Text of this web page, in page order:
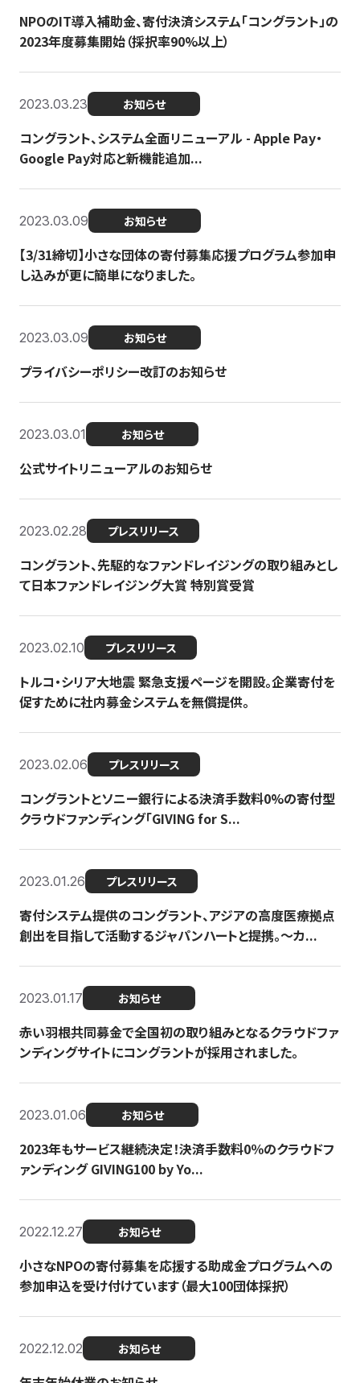
NPOのIT導入補助金、寄付決済システム「コングラント」の
2023年度募集開始（採択率90%以上）
2023.03.23 お知らせ
コングラント、システム全面リニューアル - Apple Pay・
Google Pay対応と新機能追加...
2023.03.09 お知らせ
【3/31締切】小さな団体の寄付募集応援プログラム参加申
し込みが更に簡単になりました。
2023.03.09 お知らせ
プライバシーポリシー改訂のお知らせ
2023.03.01 お知らせ
公式サイトリニューアルのお知らせ
2023.02.28 プレスリリース
コングラント、先駆的なファンドレイジングの取り組みとし
て日本ファンドレイジング大賞 特別賞受賞
2023.02.10 プレスリリース
トルコ・シリア大地震 緊急支援ページを開設。企業寄付を
促すために社内募金システムを無償提供。
2023.02.06 プレスリリース
コングラントとソニー銀行による決済手数料0%の寄付型
クラウドファンディング「GIVING for S...
2023.01.26 プレスリリース
寄付システム提供のコングラント、アジアの高度医療拠点
創出を目指して活動するジャパンハートと提携。〜カ...
2023.01.17 お知らせ
赤い羽根共同募金で全国初の取り組みとなるクラウドファ
ンディングサイトにコングラントが採用されました。
2023.01.06 お知らせ
2023年もサービス継続決定！決済手数料0％のクラウドフ
ァンディング GIVING100 by Yo...
2022.12.27 お知らせ
小さなNPOの寄付募集を応援する助成金プログラムへの
参加申込を受け付けています（最大100団体採択）
2022.12.02 お知らせ